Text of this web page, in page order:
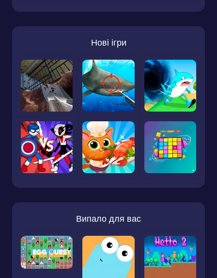
Нові ігри
Випало для вас